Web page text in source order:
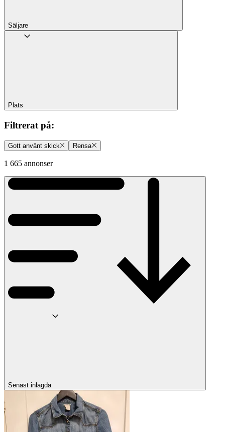
Säljare
Plats
Filtrerat på:
Gott använt skick Rensa
1 665 annonser
Senast inlagda